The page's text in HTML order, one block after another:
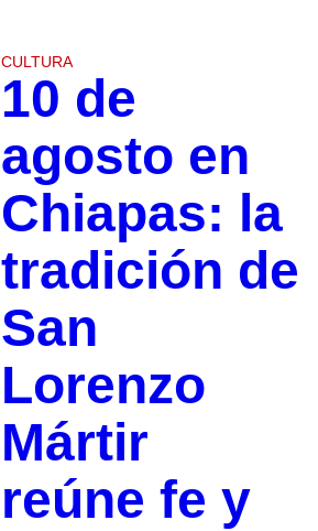
CULTURA
10 de
agosto en
Chiapas: la
tradición de
San
Lorenzo
Mártir
reúne fe y